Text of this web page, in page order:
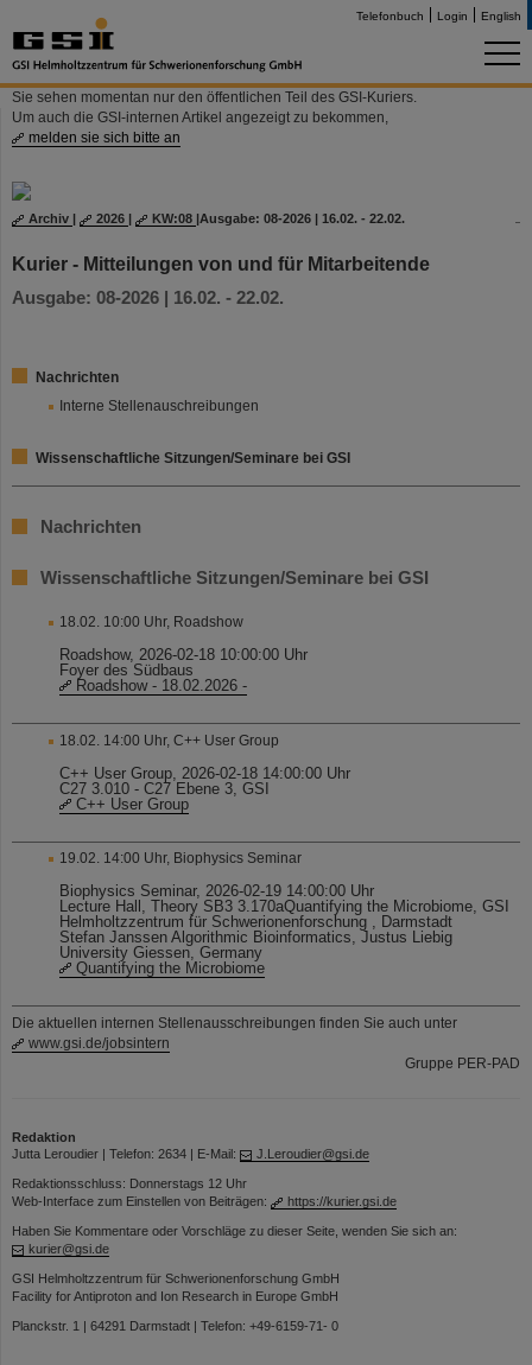
Telefonbuch Login English
Sie sehen momentan nur den öffentlichen Teil des GSI-Kuriers.
Um auch die GSI-internen Artikel angezeigt zu bekommen,
melden sie sich bitte an
Archiv | 2026 | KW:08 |Ausgabe: 08-2026 | 16.02. - 22.02.
Kurier - Mitteilungen von und für Mitarbeitende
Ausgabe: 08-2026 | 16.02. - 22.02.
Nachrichten
Interne Stellenauschreibungen
Wissenschaftliche Sitzungen/Seminare bei GSI
Nachrichten
Wissenschaftliche Sitzungen/Seminare bei GSI
18.02. 10:00 Uhr, Roadshow
Roadshow, 2026-02-18 10:00:00 Uhr
Foyer des Südbaus
Roadshow - 18.02.2026 -
18.02. 14:00 Uhr, C++ User Group
C++ User Group, 2026-02-18 14:00:00 Uhr
C27 3.010 - C27 Ebene 3, GSI
C++ User Group
19.02. 14:00 Uhr, Biophysics Seminar
Biophysics Seminar, 2026-02-19 14:00:00 Uhr
Lecture Hall, Theory SB3 3.170aQuantifying the Microbiome, GSI
Helmholtzzentrum für Schwerionenforschung , Darmstadt
Stefan Janssen Algorithmic Bioinformatics, Justus Liebig
University Giessen, Germany
Quantifying the Microbiome
Die aktuellen internen Stellenausschreibungen finden Sie auch unter
www.gsi.de/jobsintern
Gruppe PER-PAD
Redaktion
Jutta Leroudier | Telefon: 2634 | E-Mail:
J.Leroudier@gsi.de
Redaktionsschluss: Donnerstags 12 Uhr
Web-Interface zum Einstellen von Beiträgen:
https://kurier.gsi.de
Haben Sie Kommentare oder Vorschläge zu dieser Seite, wenden Sie sich an:
kurier@gsi.de
GSI Helmholtzzentrum für Schwerionenforschung GmbH
Facility for Antiproton and Ion Research in Europe GmbH
Planckstr. 1 | 64291 Darmstadt | Telefon: +49-6159-71- 0